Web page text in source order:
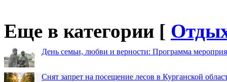
Еще в категории [
День семьи, любви и верности: Программа
Снят запрет на посещение лесов в Курганской